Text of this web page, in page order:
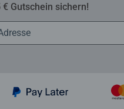
€ Gutschein sichern!